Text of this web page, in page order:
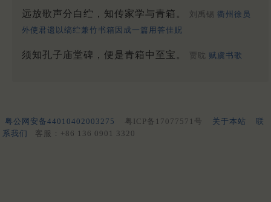
远放歌声分白纻，知传家学与青箱。 刘禹锡 衢州徐员
外使君遗以缟纻兼竹书箱因成一篇用答佳贶
须知孔子庙堂碑，便是青箱中至宝。 贾耽 赋虞书歌
粤公网安备44010402003275 粤ICP备17077571号 关于本站
联
系我们
客服：+86 136 0901 3320